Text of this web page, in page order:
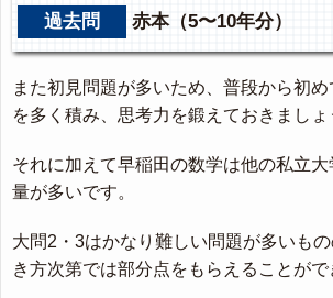
過去問 赤本（5〜10年分）
また初見問題が多いため、普段から初
を多く積み、思考力を鍛えておきましょ
それに加えて早稲田の数学は他の私立
量が多いです。
大問2・3はかなり難しい問題が多いも
き方次第では部分点をもらえることがで